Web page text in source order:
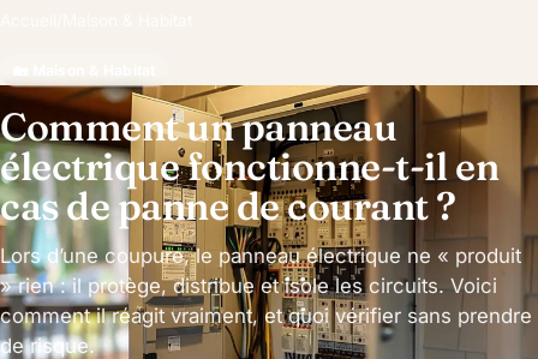
Comment un panneau
électrique fonctionne-t-il en
cas de panne de courant ?
Lors d’une coupure, le panneau électrique ne « produit
» rien : il protège, distribue et isole les circuits. Voici
comment il réagit vraiment, et quoi vérifier sans prendre
de risque.